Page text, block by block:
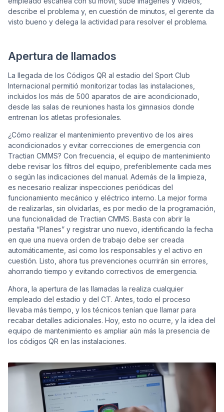
describe el problema y, en cuestión de minutos, el gerente da
visto bueno y delega la actividad para resolver el problema.
Apertura de llamados
La llegada de los Códigos QR al estadio del Sport Club
Internacional permitió monitorizar todas las instalaciones,
incluidos los más de 500 aparatos de aire acondicionado,
desde las salas de reuniones hasta los gimnasios donde
entrenan los atletas profesionales.
¿Cómo realizar el mantenimiento preventivo de los aires
acondicionados y evitar correcciones de emergencia con
Tractian CMMS? Con frecuencia, el equipo de mantenimiento
debe revisar los filtros del equipo, preferiblemente cada mes
o según las indicaciones del manual. Además de la limpieza,
es necesario realizar inspecciones periódicas del
funcionamiento mecánico y eléctrico interno. La mejor forma
de realizarlas, sin olvidarlas, es por medio de la programación,
una funcionalidad de Tractian CMMS. Basta con abrir la
pestaña “Planes” y registrar uno nuevo, identificando la fecha
en que una nueva orden de trabajo debe ser creada
automáticamente, así como los responsables y el activo en
cuestión. Listo, ahora tus prevenciones ocurrirán sin errores,
ahorrando tiempo y evitando correctivos de emergencia.
Ahora, la apertura de las llamadas la realiza cualquier
empleado del estadio y del CT. Antes, todo el proceso
llevaba más tiempo, y los técnicos tenían que llamar para
recabar detalles adicionales. Hoy, esto no ocurre, y la idea del
equipo de mantenimiento es ampliar aún más la presencia de
los códigos QR en las instalaciones.